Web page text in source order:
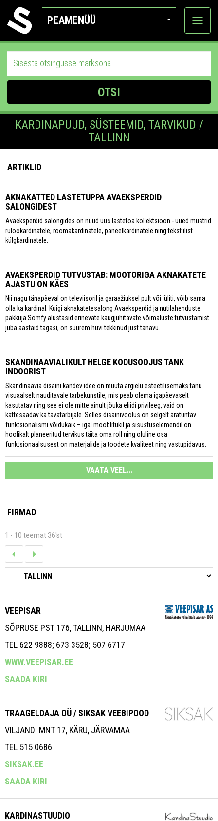
PEAMENÜÜ
Ava
OTSI
KARDINAPUUD, SÜSTEEMID, TARVIKUD /
TALLINN
ARTIKLID
AKNAKATTED LASTETUPPA AVAEKSPERDID
SALONGIDEST
Avaeksperdid salongides on nüüd uus lastetoa kollektsioon - uued mustrid
rulookardinatele, roomakardinatele, paneelkardinatele ning tekstiilist
külgkardinatele.
AVAEKSPERDID TUTVUSTAB: MOOTORIGA AKNAKATETE
AJASTU ON KÄES
Nii nagu tänapäeval on televiisoril ja garaažiuksel pult või lüliti, võib sama
olla ka kardinal. Kuigi aknakatetesalong Avaeksperdid ja nutilahenduste
pakkuja Somfy alustasid erinevate kaugjuhitavate võimaluste tutvustamist
juba aastaid tagasi, on suurem huvi tekkinud just tänavu.
SKANDINAAVIALIKULT HELGE KODUSOOJUS TANK
INDOORIST
Skandinaavia disaini kandev idee on muuta argielu esteetilisemaks tänu
visuaalselt nauditavale tarbekunstile, mis peab olema igapäevaselt
kasutatav ning see ei ole mitte ainult jõuka eliidi privileeg, vaid on
kättesaadav ka tavatarbijale. Selles disainivoolus on selgelt äratuntav
funktsionalismi võidukäik – igal mööblitükil ja sisustuselemendil on
hoolikalt planeeritud tervikus täita oma roll ning oluline osa
funktsionaalsusest on materjalide ja toodete kvaliteet ning vastupidavus.
VAATA VEEL...
FIRMAD
1 - 10 teemat 36'st
VEEPISAR
SÕPRUSE PST 176, TALLINN, HARJUMAA
TEL 622 9888; 673 3528; 507 6717
WWW.VEEPISAR.EE
SAADA KIRI
TRAAGELDAJA OÜ / SIKSAK VEEBIPOOD
VILJANDI MNT 17, KÄRU, JÄRVAMAA
TEL 515 0686
SIKSAK.EE
SAADA KIRI
KARDINASTUUDIO